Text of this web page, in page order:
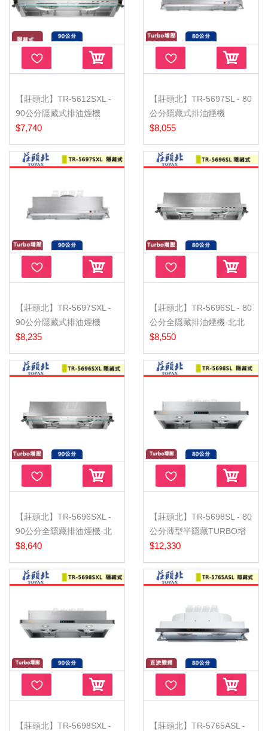
【莊頭北】TR-5612SXL -
90公分隱藏式排油煙機
(TURBO...
$7,740
【莊頭北】TR-5697SL - 80
公分隱藏式排油煙機
(TURBO馬...
$8,055
【莊頭北】TR-5697SXL -
90公分隱藏式排油煙機
TURBO馬...
$8,235
【莊頭北】TR-5696SL - 80
公分全隱藏排油煙機-北北
基含...
$8,550
【莊頭北】TR-5696SXL -
90公分全隱藏排油煙機-北
北基...
$8,640
【莊頭北】TR-5698SL - 80
公分薄型半隱藏TURBO增
壓排油...
$12,330
【莊頭北】TR-5698SXL -
【莊頭北】TR-5765ASL -